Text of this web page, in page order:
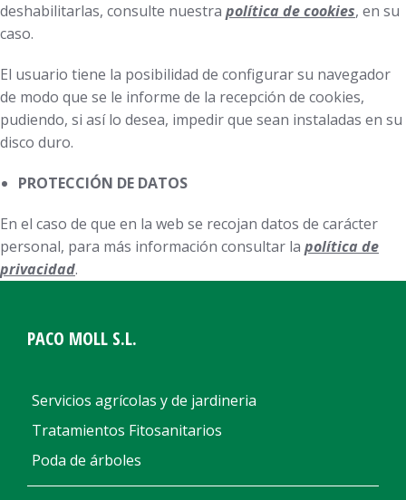
deshabilitarlas, consulte nuestra política de cookies, en su
caso.
El usuario tiene la posibilidad de configurar su navegador
de modo que se le informe de la recepción de cookies,
pudiendo, si así lo desea, impedir que sean instaladas en su
disco duro.
PROTECCIÓN DE DATOS
En el caso de que en la web se recojan datos de carácter
personal, para más información consultar la política de
privacidad.
PACO MOLL S.L.
Servicios agrícolas y de jardineria
Tratamientos Fitosanitarios
Poda de árboles